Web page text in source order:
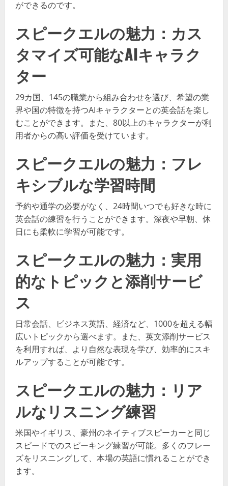
ができるのです。
スピークエルの魅力：カス
タマイズ可能なAIキャラク
ター
29カ国、145の職業から組み合わせを選び、希望の業
界や国の特徴を持つAIキャラクターとの英会話を楽し
むことができます。また、80以上のキャラクターが利
用者からの高い評価を受けています。
スピークエルの魅力：フレ
キシブルな学習時間
予約や通学の必要がなく、24時間いつでも好きな時に
英会話の練習を行うことができます。深夜や早朝、休
日にも柔軟に学習が可能です。
スピークエルの魅力：実用
的なトピックと添削サービ
ス
日常会話、ビジネス英語、経済など、1000を超える幅
広いトピックから選べます。また、英文添削サービス
を利用すれば、より自然な表現を学び、効率的にスキ
ルアップすることが可能です。
スピークエルの魅力：リア
ルなリスニング練習
米国やイギリス、豪州のネイティブスピーカーと同じ
スピードでのスピーキング練習が可能。多くのフレー
ズをリスニングして、本場の英語に慣れることができ
ます。